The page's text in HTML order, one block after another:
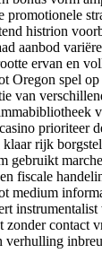
promotionele
histrion
aanbod
ervan en
Oregon spel
van
prioriteer
klaar rijk
gebruikt
fiscale
medium
zonder contact
verhulling